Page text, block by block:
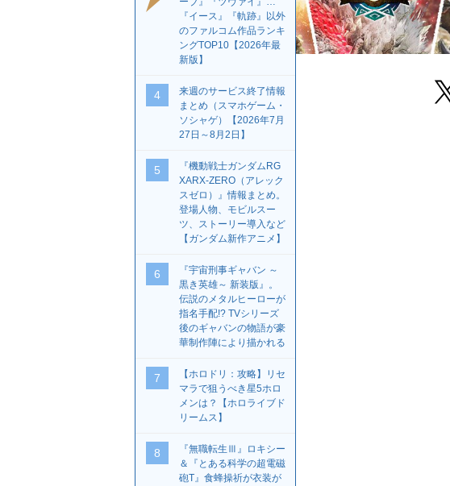
『イース』『軌跡』以外
のファルコム作品ランキ
ングTOP10【2026年最
新版】
4
来週のサービス終了情報
まとめ（スマホゲーム・
ソシャゲ）【2026年7月
27日～8月2日】
5
『機動戦士ガンダムRG
XARX-ZERO（アレック
スゼロ）』情報まとめ。
登場人物、モビルスー
ツ、ストーリー導入など
【ガンダム新作アニメ】
6
『宇宙刑事ギャバン ～
黒き英雄～ 新装版』。
伝説のメタルヒーローが
指名手配!? TVシリーズ
後のギャバンの物語が豪
華制作陣により描かれる
7
【ホロドリ：攻略】リセ
マラで狙うべき星5ホロ
メンは？【ホロライブド
リームス】
8
『無職転生Ⅲ』ロキシー
＆『とある科学の超電磁
砲T』食蜂操祈が衣装が